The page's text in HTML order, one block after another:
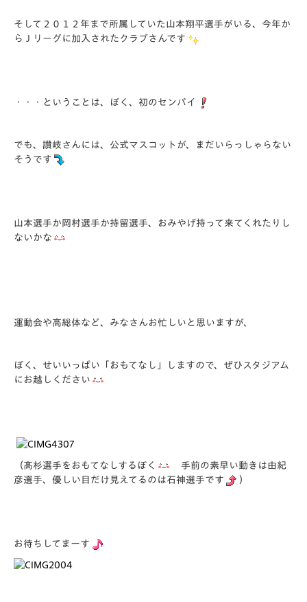
そして２０１２年まで所属していた山本翔平選手がいる、今年か
らＪリーグに加入されたクラブさんです
・・・ということは、ぼく、初のセンパイ
でも、讃岐さんには、公式マスコットが、まだいらっしゃらない
そうです
山本選手か岡村選手か持留選手、おみやげ持って来てくれたりし
ないかな
運動会や高総体など、みなさんお忙しいと思いますが、
ぼく、せいいっぱい「おもてなし」しますので、ぜひスタジアム
にお越しください
（髙杉選手をおもてなしするぼく
手前の素早い動きは由紀
彦選手、優しい目だけ見えてるのは石神選手です
）
お待ちしてまーす